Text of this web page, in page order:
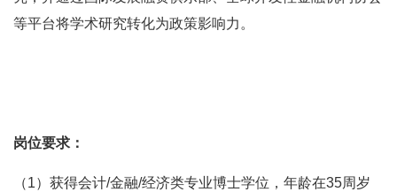
等平台将学术研究转化为政策影响力。
岗位要求：
（1）获得会计/金融/经济类专业博士学位，年龄在35周岁